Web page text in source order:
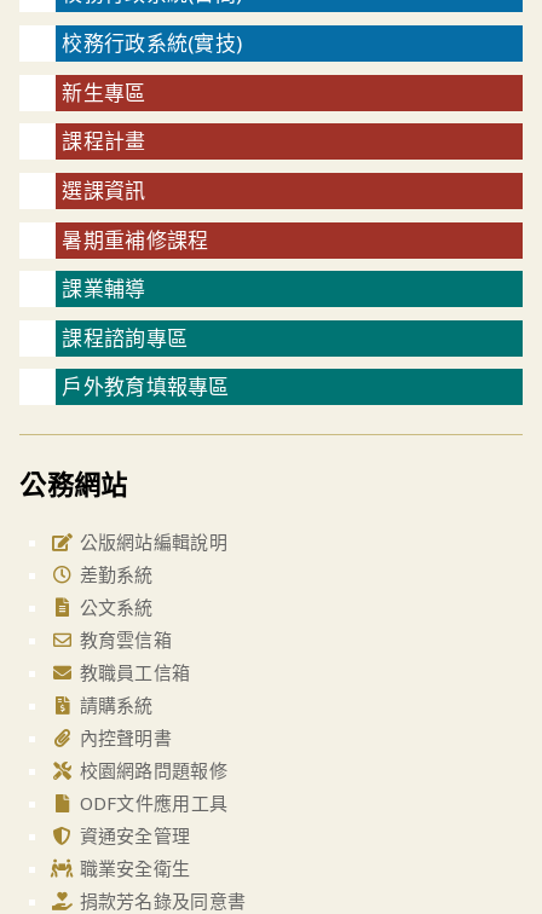
校務行政系統(實技)
新生專區
課程計畫
選課資訊
暑期重補修課程
課業輔導
課程諮詢專區
戶外教育填報專區
公務網站
公版網站編輯說明
差勤系統
公文系統
教育雲信箱
教職員工信箱
請購系統
內控聲明書
校園網路問題報修
ODF文件應用工具
資通安全管理
職業安全衛生
捐款芳名錄及同意書